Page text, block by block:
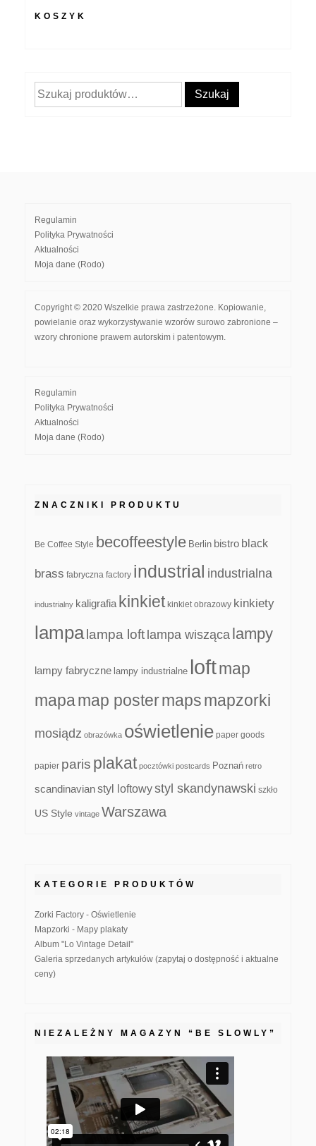
KOSZYK
Szukaj: Szukaj
Regulamin
Polityka Prywatności
Aktualności
Moja dane (Rodo)
Copyright © 2020 Wszelkie prawa zastrzeżone. Kopiowanie,
powielanie oraz wykorzystywanie wzorów surowo zabronione –
wzory chronione prawem autorskim i patentowym.
Regulamin
Polityka Prywatności
Aktualności
Moja dane (Rodo)
ZNACZNIKI PRODUKTU
Be Coffee Style becoffeestyle Berlin bistro black
brass fabryczna factory industrial industrialna
industrialny kaligrafia kinkiet kinkiet obrazowy kinkiety
lampa lampa loft lampa wisząca lampy
lampy fabryczne lampy industrialne loftmap
mapamap postermapsmapzorki
mosiądz obrazówka oświetlenie paper goods
papier paris plakat pocztówki postcards Poznań retro
scandinavianstyl loftowystyl skandynawski szkło
US Style vintage Warszawa
KATEGORIE PRODUKTÓW
Zorki Factory - Oświetlenie
Mapzorki - Mapy plakaty
Album "Lo Vintage Detail"
Galeria sprzedanych artykułów (zapytaj o dostępność i aktualne
ceny)
NIEZALEŻNY MAGAZYN “BE SLOWLY”